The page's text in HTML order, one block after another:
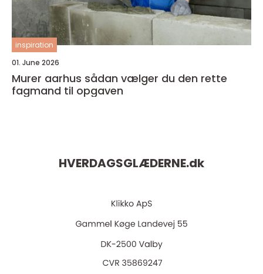
inspiration
01. June 2026
Murer aarhus sådan vælger du den rette
fagmand til opgaven
HVERDAGSGLÆDERNE.dk